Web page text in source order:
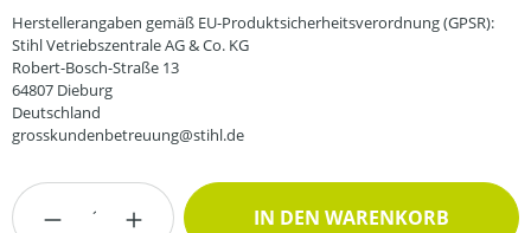
Herstellerangaben gemäß EU-Produktsicherheitsverordnung (GPSR):
Stihl Vetriebszentrale AG & Co. KG
Robert-Bosch-Straße 13
64807 Dieburg
Deutschland
grosskundenbetreuung@stihl.de
Produkt Anzahl: Gib den gewünschten
IN DEN WARENKORB